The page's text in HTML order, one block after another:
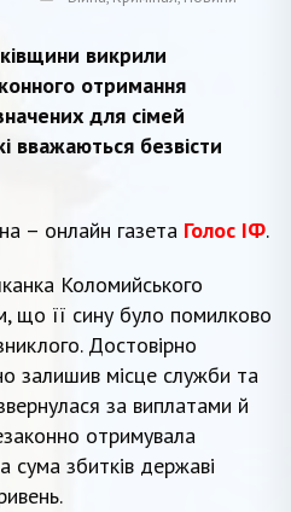
викрили
отримання
для сімей
вважаються безвісти
– онлайн газета Голос ІФ.
Коломийського
що її сину було помилково
Достовірно
залишив місце служби та
за виплатами й
отримувала
сума збитків державі